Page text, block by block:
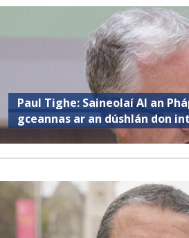
Paul Tighe: Saineolaí AI an
gceannas ar an dúshlán don